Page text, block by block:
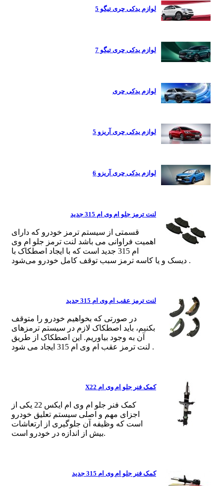
لوازم یدکی چری تیگو 5
لوازم یدکی چری تیگو 7
لوازم یدکی چری
لوازم یدکی چری آریزو 5
لوازم یدکی چری آریزو 6
لنت ترمز جلو ام وی ام 315 جدید
قسمتی از سیستم ترمز خودرو که دارای
اهمیت فراوانی می باشد لنت ترمز جلو ام وی
ام 315 جدید است که با ایجاد اصطکاک با
دیسک و یا کاسه ترمز سبب توقف کامل خودرو می‌شود .
لنت ترمز عقب ام وی ام 315 جدید
در صورتی که بخواهیم خودرو را متوقف
بکنیم، باید اصطکاک لازم در سیستم ترمزهای
آن به وجود بیاوریم. این اصطکاک از طریق
لنت ترمز عقب ام وی ام 315 ایجاد می شود .
کمک فنر جلو ام وی ام X22
کمک فنر جلو ام وی ام ایکس 22 یکی از
اجزای مهم و اصلی سیستم تعلیق خودرو
است که وظیفه آن جلوگیری از ارتعاشات
بیش از اندازه در خودرو است.
کمک فنر جلو ام وی ام 315 جدید